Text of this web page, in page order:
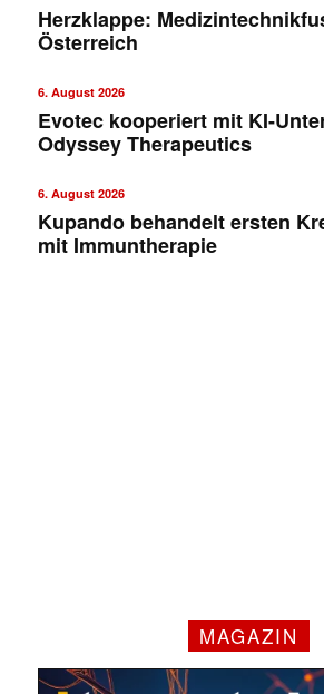
Herzklappe:
Österreich
6. August 2026
Evotec kooperiert mit KI-
Odyssey Therapeutics
6. August 2026
Kupando behandelt ersten
mit Immuntherapie
MAGAZIN